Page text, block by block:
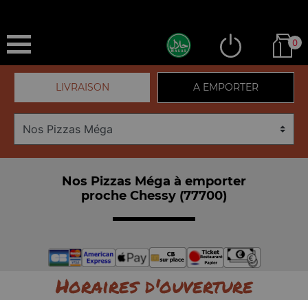
0
LIVRAISON A EMPORTER
Nos Pizzas Méga à emporter
proche Chessy (77700)
Horaires d'ouverture